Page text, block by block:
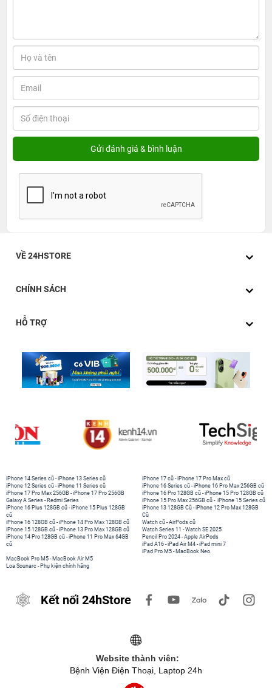
VỀ 24HSTORE
CHÍNH SÁCH
HỖ TRỢ
iPhone 14 Series cũ -iPhone 13 Series cũ
iPhone 12 Series cũ -iPhone 11 Series cũ
iPhone 17 Pro Max 256GB -iPhone 17 Pro 256GB
Galaxy A Series - Redmi Series
iPhone 17 cũ -iPhone 17 Pro Max cũ
iPhone 16 Series cũ - iPhone 16 Pro Max 256GB cũ
iPhone 16 Pro 128GB cũ -iPhone 15 Pro 128GB cũ
iPhone 15 Pro Max 256GB cũ - iPhone 15 Series cũ
iPhone 16 Plus 128GB cũ -iPhone 15 Plus 128GB
cũ
iPhone 16 128GB cũ -iPhone 14 Pro Max 128GB cũ
iPhone 15 128GB cũ -iPhone 13 Pro Max 128GB cũ
iPhone 14 Pro 128GB cũ -iPhone 11 Pro Max 64GB
cũ
iPhone 13 128GB Cũ -iPhone 12 Pro Max 128GB
Cũ
Watch cũ -AirPods cũ
Watch Series 11 -Watch SE 2025
Pencil Pro 2024 -Apple AirPods
iPad A16 -iPad Air M4 -iPad mini 7
iPad Pro M5 - MacBook Neo
MacBook Pro M5 - MacBook Air M5
Loa Sounarc - Phụ kiện chính hãng
Kết nối 24hStore
Website thành viên:
Bệnh Viện Điện Thoại, Laptop 24h